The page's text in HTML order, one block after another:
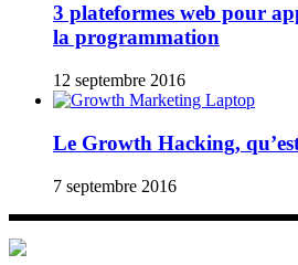
3 plateformes web pour
la programmation
12 septembre 2016
Le Growth Hacking,
7 septembre 2016